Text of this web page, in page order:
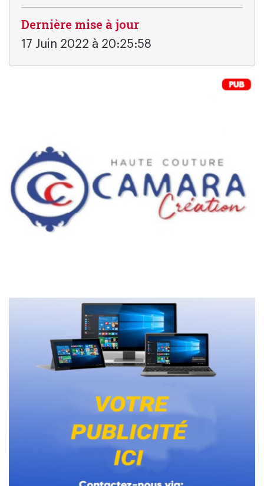
Dernière mise à jour
17 Juin 2022 à 20:25:58